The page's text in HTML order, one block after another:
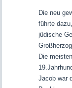
Die neu
führte
jüdische
Die
Jacob war